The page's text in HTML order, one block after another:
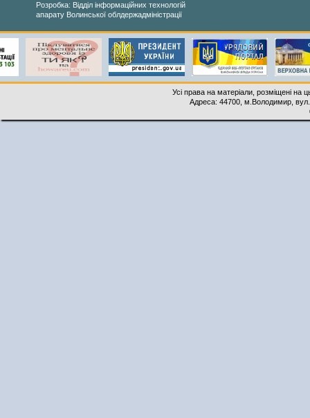
Розробка: Відділ інформаційних технологій
апарату Волинської облдержадміністрації
Усі права на матеріали, розміщені на
Адреса: 44700, м.Володимир,